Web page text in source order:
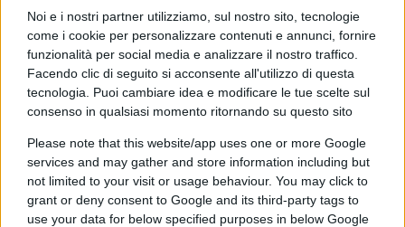
Noi e i nostri partner utilizziamo, sul nostro sito, tecnologie
come i cookie per personalizzare contenuti e annunci, fornire
funzionalità per social media e analizzare il nostro traffico.
Facendo clic di seguito si acconsente all'utilizzo di questa
tecnologia. Puoi cambiare idea e modificare le tue scelte sul
consenso in qualsiasi momento ritornando su questo sito
Please note that this website/app uses one or more Google
services and may gather and store information including but
not limited to your visit or usage behaviour. You may click to
grant or deny consent to Google and its third-party tags to
use your data for below specified purposes in below Google
nel rispetto delle forme, le nostre libertà
venissero compresse, sospese, senza che gli
organi teoricamente preposti a garantirne il
rispetto – presidenza della Repubblica e Corte
costituzionale – muovessero un dito. Anzi,
ratificando lo scempio.
Gli articoli 3 e 32non hanno impedito di
discriminarci, o di costringerci a vaccinare i nostri